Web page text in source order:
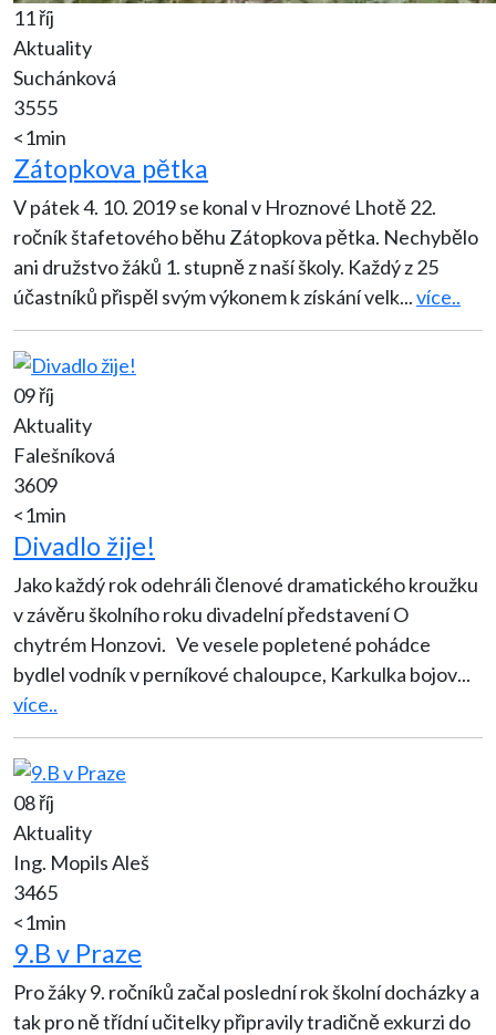
11 říj
Aktuality
Suchánková
3555
<1min
Zátopkova pětka
V pátek 4. 10. 2019 se konal v Hroznové Lhotě 22.
ročník štafetového běhu Zátopkova pětka. Nechybělo
ani družstvo žáků 1. stupně z naší školy. Každý z 25
účastníků přispěl svým výkonem k získání velk...více..
09 říj
Aktuality
Falešníková
3609
<1min
Divadlo žije!
Jako každý rok odehráli členové dramatického kroužku
v závěru školního roku divadelní představení O
chytrém Honzovi. Ve vesele popletené pohádce
bydlel vodník v perníkové chaloupce, Karkulka bojov...
více..
08 říj
Aktuality
Ing. Mopils Aleš
3465
<1min
9.B v Praze
Pro žáky 9. ročníků začal poslední rok školní docházky a
tak pro ně třídní učitelky připravily tradičně exkurzi do